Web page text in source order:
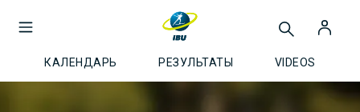
КАЛЕНДАРЬ РЕЗУЛЬТАТЫ VIDEOS